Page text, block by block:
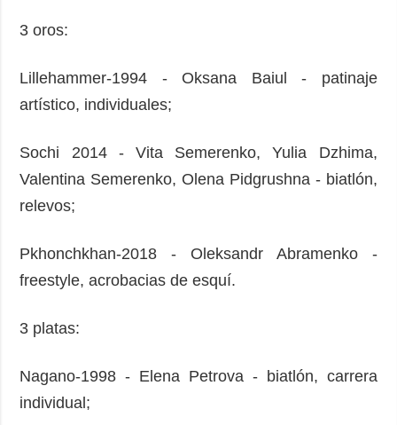
3 oros:
Lillehammer-1994 - Oksana Baiul - patinaje
artístico, individuales;
Sochi 2014 - Vita Semerenko, Yulia Dzhima,
Valentina Semerenko, Olena Pidgrushna - biatlón,
relevos;
Pkhonchkhan-2018 - Oleksandr Abramenko -
freestyle, acrobacias de esquí.
3 platas:
Nagano-1998 - Elena Petrova - biatlón, carrera
individual;